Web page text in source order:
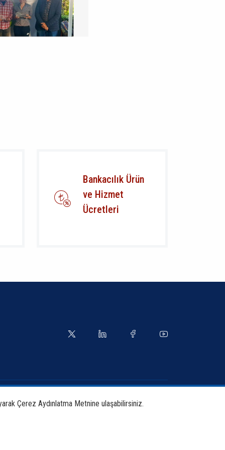
Bankacılık Ürün
ve Hizmet
Ücretleri
Kılavuzlar
Çerez Aydınlatma Metnine ulaşabilirsiniz.